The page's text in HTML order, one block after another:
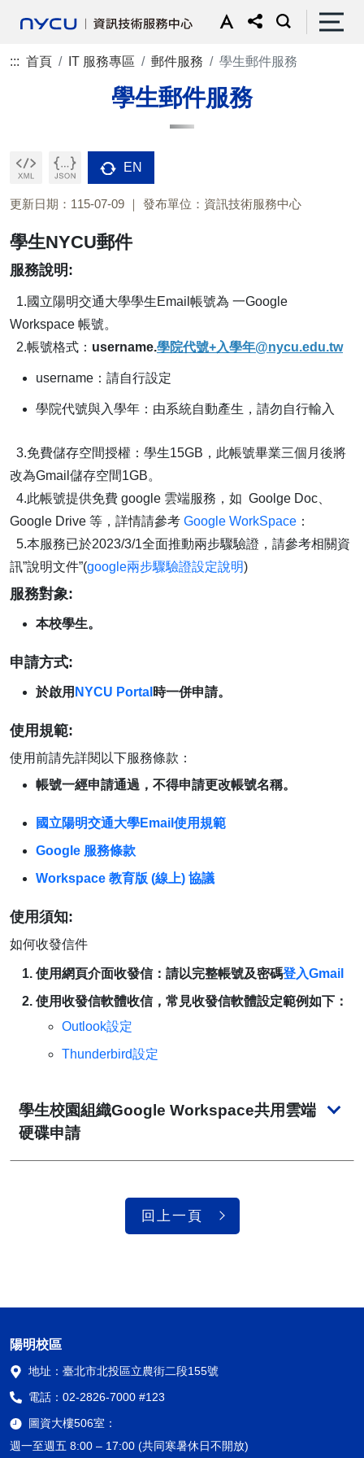
::: 首頁 IT 服務專區 郵件服務 學生郵件服務
學生郵件服務
EN
更新日期：115-07-09 發布單位：資訊技術服務中心
學生NYCU郵件
服務說明:
1.國立陽明交通大學學生Email帳號為 一Google
Workspace 帳號。
2.帳號格式： username.學院代號+入學年@nycu.edu.tw
username：請自行設定
學院代號與入學年：由系統自動產生，請勿自行輸入
3.免費儲存空間授權：學生15GB，此帳號畢業三個月後將
改為Gmail儲存空間1GB。
4.此帳號提供免費 google 雲端服務，如 Goolge Doc、
Google Drive 等，詳情請參考 Google WorkSpace ：
5.本服務已於2023/3/1全面推動兩步驟驗證，請參考相關資
訊”說明文件”(google兩步驟驗證設定說明)
服務對象:
本校學生。
申請方式:
於啟用 NYCU Portal 時一併申請。
使用規範:
使用前請先詳閱以下服務條款：
帳號一經申請通過，不得申請更改帳號名稱。
國立陽明交通大學Email使用規範
Google 服務條款
Workspace 教育版 (線上) 協議
使用須知:
如何收發信件
使用網頁介面收發信：請以完整帳號及密碼登入Gmail
使用收發信軟體收信，常見收發信軟體設定範例如下：
Outlook設定
Thunderbird設定
學生校園組織Google Workspace共用雲端
硬碟申請
回上一頁
陽明校區
地址： 臺北市北投區立農街二段155號
電話： 02-2826-7000 #123
圖資大樓506室：
週一至週五 8:00 – 17:00 (共同寒暑休日不開放)